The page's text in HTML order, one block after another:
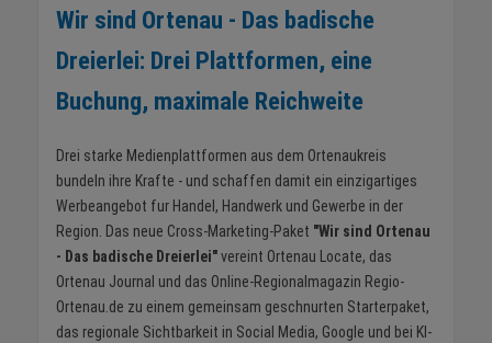
Wir sind Ortenau - Das badische
Dreierlei: Drei Plattformen, eine
Buchung, maximale Reichweite
Drei starke Medienplattformen aus dem Ortenaukreis
bundeln ihre Krafte - und schaffen damit ein einzigartiges
Werbeangebot fur Handel, Handwerk und Gewerbe in der
Region. Das neue Cross-Marketing-Paket "Wir sind Ortenau
- Das badische Dreierlei"vereint Ortenau Locate, das
Ortenau Journal und das Online-Regionalmagazin Regio-
Ortenau.de zu einem gemeinsam geschnurten Starterpaket,
das regionale Sichtbarkeit in Social Media, Google und bei KI-